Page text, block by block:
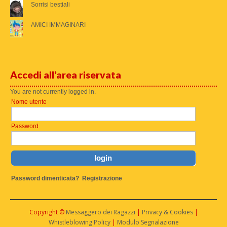
Sorrisi bestiali
AMICI IMMAGINARI
Accedi all’area riservata
You are not currently logged in.
Nome utente
Password
Password dimenticata? Registrazione
Copyright © Messaggero dei Ragazzi | Privacy & Cookies|
Whistleblowing Policy| Modulo Segnalazione